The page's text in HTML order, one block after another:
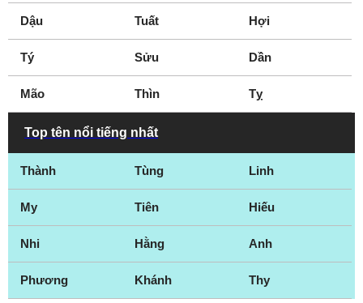
Dậu Tuất Hợi
Tý Sửu Dần
Mão Thìn Tỵ
Top tên nổi tiếng nhất
Thành Tùng Linh
My Tiên Hiếu
Nhi Hằng Anh
Phương Khánh Thy